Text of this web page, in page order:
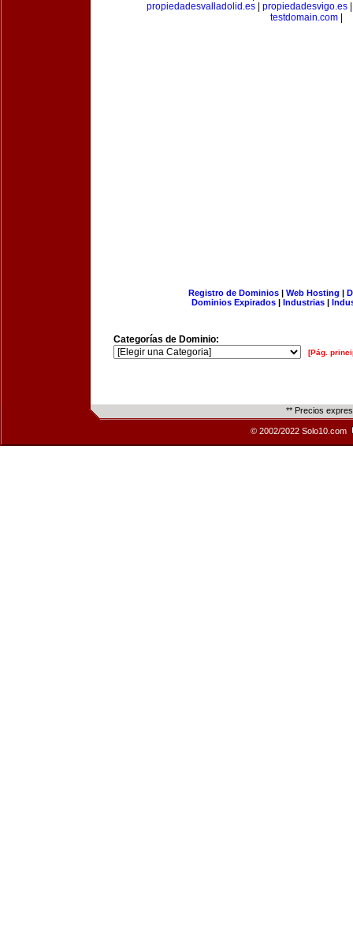
propiedadesvalladolid.es
propiedadesvigo.es
testdomain.com
Registro de Dominios| Web Hosting |
Dominios Expirados | Industrias |
Categorías de Dominio:
[Pág.
** Precios
© 2002/2022 Solo10.com